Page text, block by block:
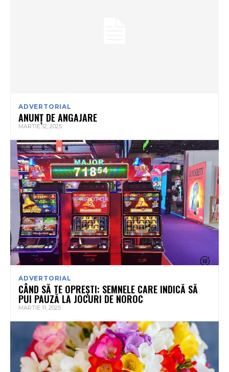
ADVERTORIAL
ANUNȚ DE ANGAJARE
MARTIE 12, 2025
ADVERTORIAL
CÂND SĂ TE OPREȘTI: SEMNELE CARE INDICĂ SĂ
PUI PAUZĂ LA JOCURI DE NOROC
MARTIE 11, 2025